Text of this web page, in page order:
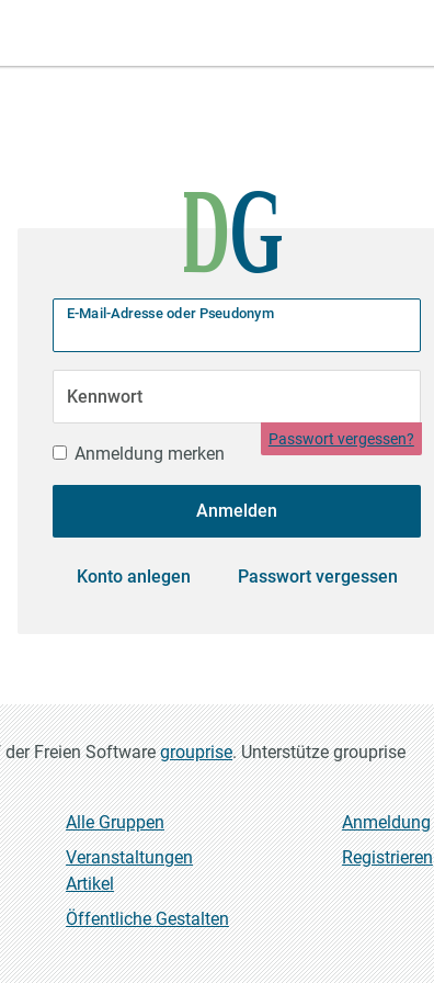
E-Mail-Adresse oder Pseudonym
Kennwort
Passwort vergessen?
Anmeldung merken
Anmelden
Konto anlegen Passwort vergessen
Freien Softwaregrouprise. Unterstütze grouprise
Alle Gruppen
Veranstaltungen
Artikel
Öffentliche Gestalten
Anmeldung
Registrieren